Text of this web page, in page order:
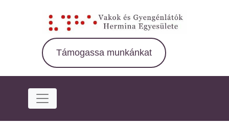
Támogassa munkánkat